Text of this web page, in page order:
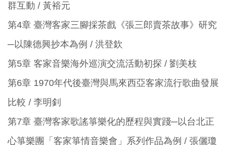
群互動 / 黃裕元
第4章 臺灣客家三腳採茶戲《張三郎賣茶故事》研究
─以陳德興抄本為例 / 洪登欽
第5章 客家音樂海外巡演交流活動初探 / 劉美枝
第6章 1970年代後臺灣與馬來西亞客家流行歌曲發展
比較 / 李明釗
第7章 臺灣客家歌謠箏樂化的歷程與實踐─以台北正
心箏樂團「客家箏情音樂會」系列作品為例 / 張儷瓊